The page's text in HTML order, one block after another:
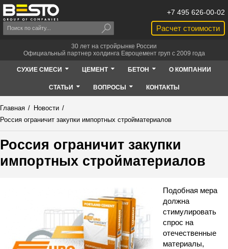
Расчет стоимости
+7 495 626-00-02
30 лет на стройрынке России
Официальный партнер холдинга Евроцемент груп с 2009 года
СУХИЕ СМЕСИ ЦЕМЕНТ БЕТОН О КОМПАНИИ
СТАТЬИ ВОПРОСЫ КОНТАКТЫ
Главная / Новости /
Россия ограничит закупки импортных стройматериалов
Россия ограничит закупки
импортных стройматериалов
Подобная мера
должна
стимулировать
спрос на
отечественные
материалы,